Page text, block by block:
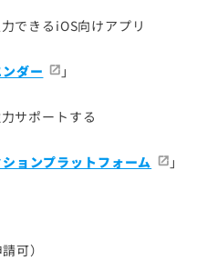
できるiOS向けアプリ
ダー 」
サポートする
ョンプラットフォーム 」
可）